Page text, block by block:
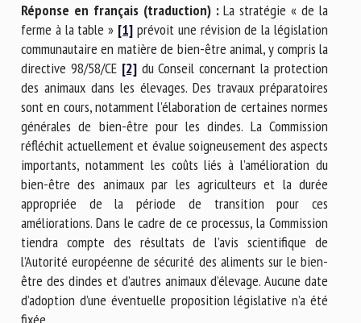
Réponse en français (traduction) :La stratégie « de la
ferme à la table » [1] prévoit une révision de la législation
communautaire en matière de bien-être animal, y compris la
directive 98/58/CE [2] du Conseil concernant la protection
des animaux dans les élevages. Des travaux préparatoires
sont en cours, notamment l’élaboration de certaines normes
générales de bien-être pour les dindes. La Commission
réfléchit actuellement et évalue soigneusement des aspects
importants, notamment les coûts liés à l’amélioration du
bien-être des animaux par les agriculteurs et la durée
appropriée de la période de transition pour ces
améliorations. Dans le cadre de ce processus, la Commission
tiendra compte des résultats de l’avis scientifique de
l’Autorité européenne de sécurité des aliments sur le bien-
être des dindes et d’autres animaux d’élevage. Aucune date
d’adoption d’une éventuelle proposition législative n’a été